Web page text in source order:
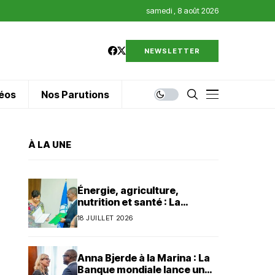
samedi , 8 août 2026
NEWSLETTER
Nos Parutions
À LA UNE
Énergie, agriculture,
nutrition et santé : La
Banque mondiale injecte 320
18 JUILLET 2026
Anna Bjerde à la Marina : La
Banque mondiale lance un